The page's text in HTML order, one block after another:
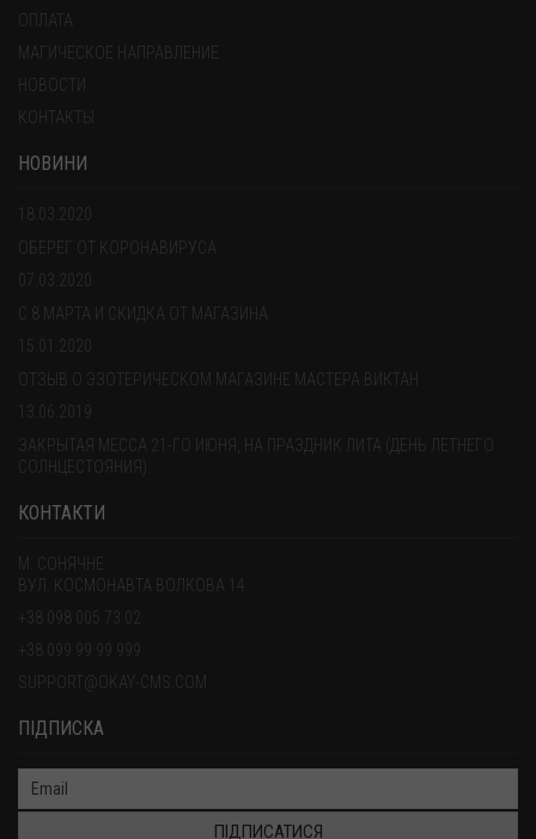
ОПЛАТА
МАГИЧЕСКОЕ НАПРАВЛЕНИЕ
НОВОСТИ
КОНТАКТЫ
НОВИНИ
18.03.2020
ОБЕРЕГ ОТ КОРОНАВИРУСА
07.03.2020
С 8 МАРТА И СКИДКА ОТ МАГАЗИНА
ОТЗЫВ О ЭЗОТЕРИЧЕСКОМ МАГАЗИНЕ МАСТЕРА ВИКТАН
13.06.2019
ЗАКРЫТАЯ МЕССА 21-ГО ИЮНЯ, НА ПРАЗДНИК ЛИТА (ДЕНЬ ЛЕТНЕГО
СОЛНЦЕСТОЯНИЯ).
КОНТАКТИ
М. СОНЯЧНЕ
ВУЛ. КОСМОНАВТА ВОЛКОВА 14
+38 098 005 73 02
+38 099 99 99 999
SUPPORT@OKAY-CMS.COM
ПІДПИСКА
ПІДПИСАТИСЯ